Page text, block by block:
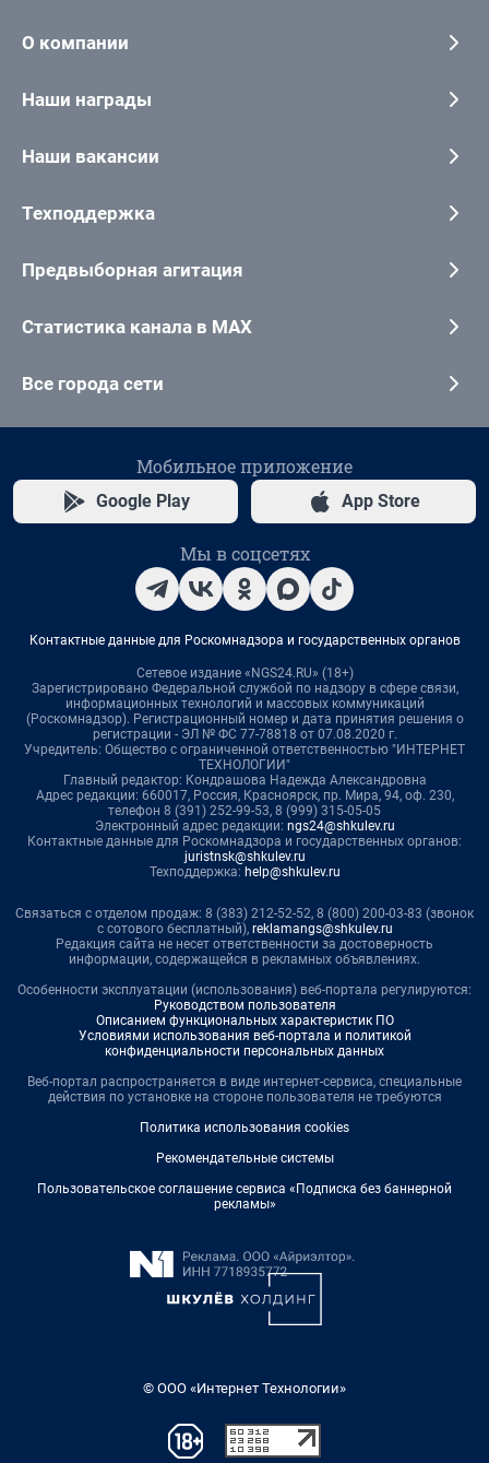
О компании
Наши награды
Наши вакансии
Техподдержка
Предвыборная агитация
Статистика канала в MAX
Все города сети
Мобильное приложение
Google Play App Store
Мы в соцсетях
Контактные данные для Роскомнадзора и государственных органов
Сетевое издание «NGS24.RU» (18+)
Зарегистрировано Федеральной службой по надзору в сфере связи,
информационных технологий и массовых коммуникаций
(Роскомнадзор). Регистрационный номер и дата принятия решения о
регистрации - ЭЛ № ФС 77-78818 от 07.08.2020 г.
Учредитель: Общество с ограниченной ответственностью "ИНТЕРНЕТ
ТЕХНОЛОГИИ"
Главный редактор: Кондрашова Надежда Александровна
Адрес редакции: 660017, Россия, Красноярск, пр. Мира, 94, оф. 230,
телефон 8 (391) 252-99-53, 8 (999) 315-05-05
Электронный адрес редакции: ngs24@shkulev.ru
Контактные данные для Роскомнадзора и государственных органов:
juristnsk@shkulev.ru
Техподдержка: help@shkulev.ru
Связаться с отделом продаж: 8 (383) 212-52-52, 8 (800) 200-03-83 (звонок
с сотового бесплатный), reklamangs@shkulev.ru
Редакция сайта не несет ответственности за достоверность
информации, содержащейся в рекламных объявлениях.
Особенности эксплуатации (использования) веб-портала регулируются:
Руководством пользователя
Описанием функциональных характеристик ПО
Условиями использования веб-портала и политикой
конфиденциальности персональных данных
Веб-портал распространяется в виде интернет-сервиса, специальные
действия по установке на стороне пользователя не требуются
Политика использования cookies
Рекомендательные системы
Пользовательское соглашение сервиса «Подписка без баннерной
рекламы»
© ООО «Интернет Технологии»